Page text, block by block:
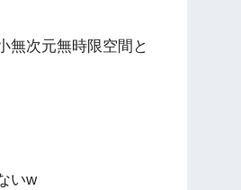
無次元無時限空間と
いw